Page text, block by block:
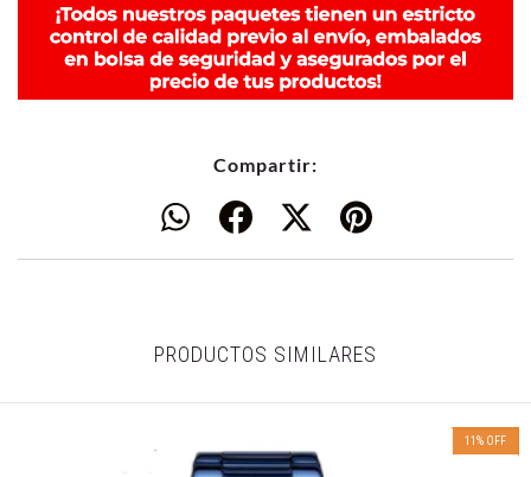
Compartir:
PRODUCTOS SIMILARES
11 % OFF